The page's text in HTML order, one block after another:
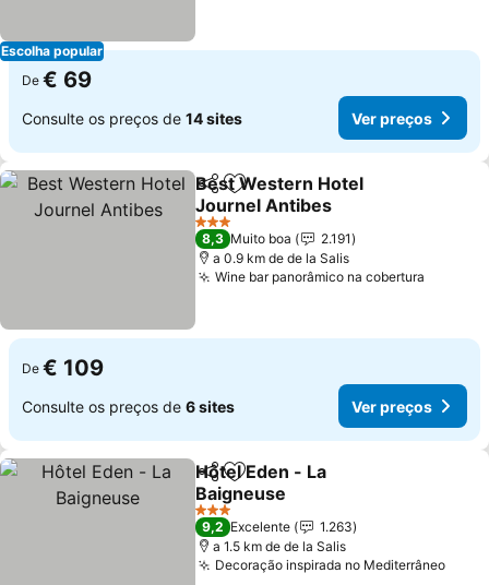
Escolha popular
De € 69
Consulte os preços de 14 sites Ver preços
PartilharAdicionar aos favoritos
Best Western Hotel
Journel Antibes
Ver preços
3 Estrelas
8,3 Muito boa
2.191
a 0.9 km de de la Salis
Wine bar panorâmico na cobertura
De € 109
Consulte os preços de 6 sites Ver preços
PartilharAdicionar aos favoritos
Hôtel Eden - La
Baigneuse
Ver preços
3 Estrelas
9,2 Excelente
1.263
a 1.5 km de de la Salis
Decoração inspirada no MediterrâneoVer